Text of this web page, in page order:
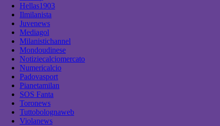
Hellas1903
Ilmilanista
Juvenews
Mediagol
Milanistichannel
Mondoudinese
Notiziecalciomercato
Numericalcio
Padovasport
Pianetamilan
SOS Fanta
Toronews
Tuttobolognaweb
Violanews